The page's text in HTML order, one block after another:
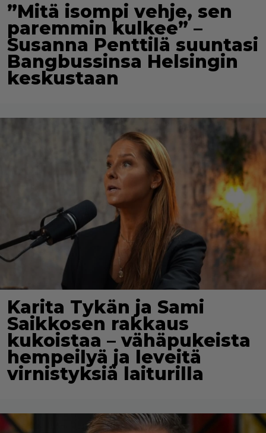
”Mitä isompi vehje, sen
paremmin kulkee” –
Susanna Penttilä suuntasi
Bangbussinsa Helsingin
keskustaan
Karita Tykän ja Sami
Saikkosen rakkaus
kukoistaa – vähäpukeista
hempeilyä ja leveitä
virnistyksiä laiturilla